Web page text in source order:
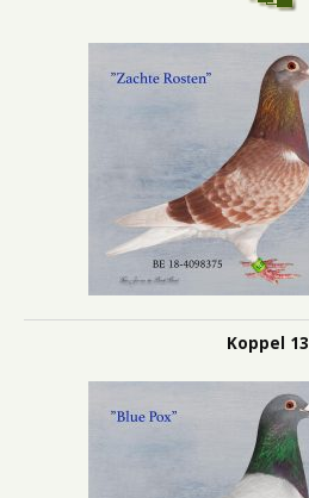
Koppel 13